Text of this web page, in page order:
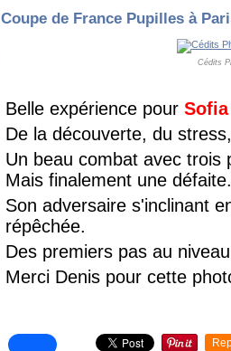
Coupe de France Pupilles à
Cédits
Belle expérience pour
De la découverte, du
Un beau combat avec trois
Mais finalement une
Son adversaire s'inclinant
répêchée.
Des premiers pas au
Merci Denis pour cette